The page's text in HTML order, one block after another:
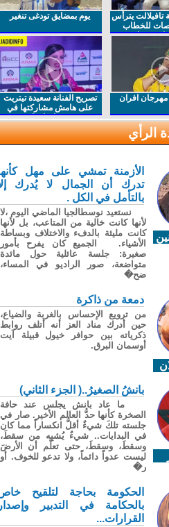
يترأس
للخطاب
بمناسبة
يوم بمضايق تودغى تنغير
افران
تصريح الفنانة سعيدة تيتريت
على هامش مشاركتها في
مهرجان افران
الرأي
الأزمنة تمشي على مهل كأنها
تدرك أن الجمال لا يُدرك إلا
بالتأمل في الكل .
نستعيد نوسطالجيا الماضي اليوم ،لا
لأنها كانت خالية من المتاعب، بل لأنها
كانت مليئة بالدفء والاختلاف وبساطة
الأشياء. الجميع كان يفرح بأمور
صغيرة: جلسة عائلية حول مائدة
متواضعة، صور الراديو في المساء،
ضح�
دمعة من ذاكرة
من ترويع الإحساس بالغربة والضياع،
حين أدرك مناد العز أنه أتلف روابط
ذكرياته بين حوافر خيول قبيلة آيت
أوسمان البرق.
بانشُ الصغيرُ..( الجزء الثاني)
ما عاد بانش يجلس عند حافة
الصخرة كأنها حدُّ العالم الأخير. صار في
جلسته تلكَ شيءٌ أقلُّ انكساراً مما كان
في البدايات.. شيءٌ يُشبِه من سقطَ،
وسقطَ، وسقطَ، حتى تعلّم أن الأرضَ
ليست عدواً دائماً، ولا تدعو للخوف. أو
ر�
الحكومة بحاجة لتلقيح خاص
بالحكامة في التدبير وإصدار
القرارات...